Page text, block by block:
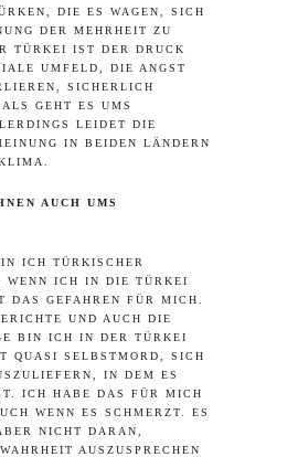
DIE ES WAGEN, SICH
DER MEHRHEIT ZU
TÜRKEI IST DER DRUCK
UMFELD, DIE ANGST
SICHERLICH
GEHT ES UMS Ü
LEIDET DIE V
IN BEIDEN LÄNDERN U
AUCH UMS
ICH TÜRKISCHER
WENN ICH IN DIE TÜRKEI
DAS GEFAHREN FÜR MICH.
UND AUCH DIE
BIN ICH IN DER TÜRKEI
QUASI SELBSTMORD, SICH
IN DEM ES
ICH HABE DAS FÜR MICH
WENN ES SCHMERZT. ES
NICHT DARAN,
AUSZUSPRECHEN